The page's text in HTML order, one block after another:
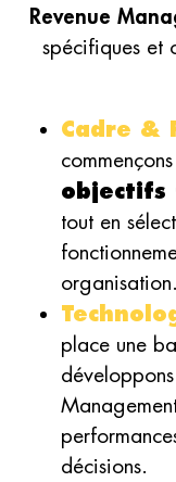
Revenue
spécifiques et
Cadre &
objectifs
tout en
organisation.
place une
décisions.